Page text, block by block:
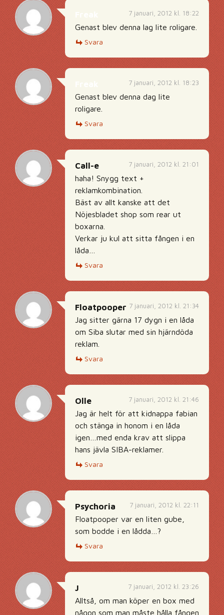
7 januari, 2012 kl. 18:22
Genast blev denna lag lite roligare.
Svara
7 januari, 2012 kl. 18:23
Genast blev denna dag lite
roligare.
Svara
7 januari, 2012 kl. 21:01
Call-e
haha! Snygg text +
reklamkombination.
Bäst av allt kanske att det
Nöjesbladet shop som rear ut
boxarna.
Verkar ju kul att sitta fången i en
låda…
Svara
7 januari, 2012 kl. 21:34
Floatpooper
Jag sitter gärna 17 dygn i en låda
om Siba slutar med sin hjärndöda
reklam.
Svara
7 januari, 2012 kl. 21:46
Olle
Jag är helt för att kidnappa fabian
och stänga in honom i en låda
igen…med enda krav att slippa
hans jävla SIBA-reklamer.
Svara
7 januari, 2012 kl. 22:11
Psychoria
Floatpooper var en liten gube,
som bodde i en lådda…?
Svara
7 januari, 2012 kl. 23:26
J
Alltså, om man köper en box med
någon som man måste hålla fången